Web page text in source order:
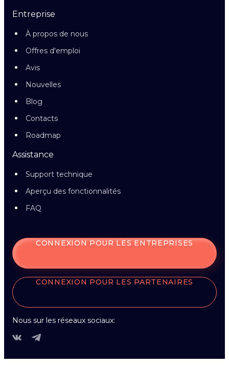
Entreprise
À propos de nous
Offres d'emploi
Avis
Nouvelles
Blog
Contacts
Roadmap
Assistance
Support technique
Aperçu des fonctionnalités
FAQ
CONNEXION POUR LES ENTREPRISES
CONNEXION POUR LES PARTENAIRES
Nous sur les réseaux sociaux: